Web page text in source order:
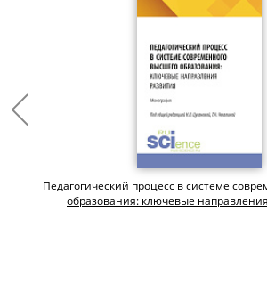
Педагогический процесс в системе
образования: ключевые